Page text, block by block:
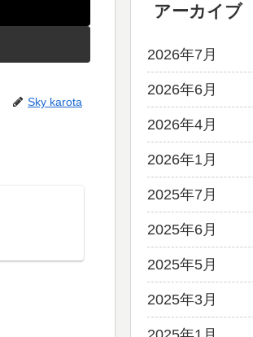
Sky karota
アーカイブ
2026年7月
2026年6月
2026年4月
2026年1月
2025年7月
2025年6月
2025年5月
2025年3月